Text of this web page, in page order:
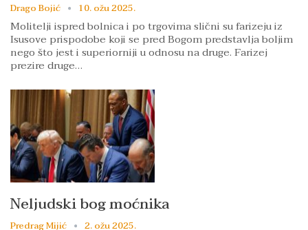
Drago Bojić 10. ožu 2025.
Molitelji ispred bolnica i po trgovima slični su farizeju iz
Isusove prispodobe koji se pred Bogom predstavlja boljim
nego što jest i superiorniji u odnosu na druge. Farizej
prezire druge…
Neljudski bog moćnika
Predrag Mijić 2. ožu 2025.